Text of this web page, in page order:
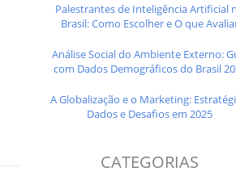
Palestrantes de Inteligência Artificial
Brasil: Como Escolher e O que
Análise Social do Ambiente Externo:
com Dados Demográficos do Brasil
A Globalização e o Marketing:
Dados e Desafios em 2025
CATEGORIAS